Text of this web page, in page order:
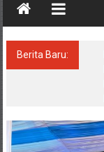
Berita Baru: